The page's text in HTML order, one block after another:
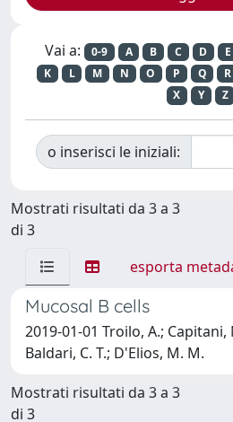
Vai a: 0-9 A B C D E
K
L M N O P Q R
X
Y Z
o inserisci le iniziali:
Mostrati risultati da 3 a 3
di 3
esporta
Mucosal B cells
2019-01-01 Troilo, A.; Capitani,
Baldari, C. T.; D'Elios, M. M.
Mostrati risultati da 3 a 3
di 3